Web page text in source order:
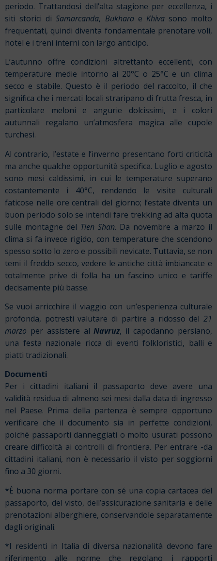
periodo. Trattandosi dell’alta stagione per eccellenza, i
siti storici diSamarcanda, Bukharae Khivasono molto
frequentati, quindi diventa fondamentale prenotare voli,
hotel e i treni interni con largo anticipo.
L’autunno offre condizioni altrettanto eccellenti, con
temperature medie intorno ai 20°C o 25°C e un clima
secco e stabile. Questo è il periodo del raccolto, il che
significa che i mercati locali straripano di frutta fresca, in
particolare meloni e angurie dolcissimi, e i colori
autunnali regalano un’atmosfera magica alle cupole
turchesi.
Al contrario, l’estate e l’inverno presentano forti criticità
ma anche qualche opportunità specifica. Luglio e agosto
sono mesi caldissimi, in cui le temperature superano
costantemente i 40°C, rendendo le visite culturali
faticose nelle ore centrali del giorno; l’estate diventa un
buon periodo solo se intendi fare trekking ad alta quota
sulle montagne del Tien Shan. Da novembre a marzo il
clima si fa invece rigido, con temperature che scendono
spesso sotto lo zero e possibili nevicate. Tuttavia, se non
temi il freddo secco, vedere le antiche città imbiancate e
totalmente prive di folla ha un fascino unico e tariffe
decisamente più basse.
Se vuoi arricchire il viaggio con un’esperienza culturale
profonda, potresti valutare di partire a ridosso del 21
marzo per assistere alNavruz, il capodanno persiano,
una festa nazionale ricca di eventi folkloristici, balli e
piatti tradizionali.
Documenti
Per i cittadini italiani il passaporto deve avere una
validità residua di almeno sei mesi dalla data di ingresso
nel Paese. Prima della partenza è sempre opportuno
verificare che il documento sia in perfette condizioni,
poiché passaporti danneggiati o molto usurati possono
creare difficoltà ai controlli di frontiera. Per entrare -da
cittadini italiani, non è necessario il visto per soggiorni
fino a 30 giorni.
*È buona norma portare con sé una copia cartacea del
passaporto, del visto, dell’assicurazione sanitaria e delle
prenotazioni alberghiere, conservandole separatamente
dagli originali.
*I residenti in Italia di diversa nazionalità devono fare
riferimento alle norme che regolano i rapporti